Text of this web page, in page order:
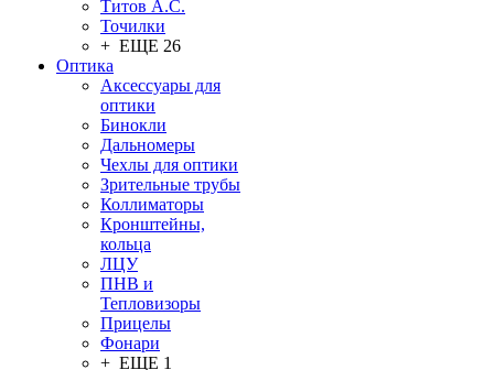
Титов А.С.
Точилки
+ ЕЩЕ 26
Оптика
Аксессуары для
оптики
Бинокли
Дальномеры
Чехлы для оптики
Зрительные трубы
Коллиматоры
Кронштейны,
кольца
ЛЦУ
ПНВ и
Тепловизоры
Прицелы
Фонари
+ ЕЩЕ 1